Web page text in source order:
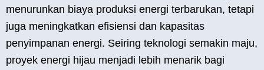
menurunkan biaya produksi energi terbarukan, tetapi
juga meningkatkan efisiensi dan kapasitas
penyimpanan energi. Seiring teknologi semakin maju,
proyek energi hijau menjadi lebih menarik bagi